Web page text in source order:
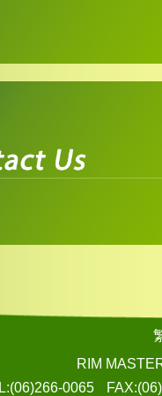
RIM
0065